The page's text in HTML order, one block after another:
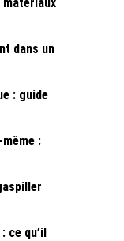
dans un
: guide
:
ce qu’il